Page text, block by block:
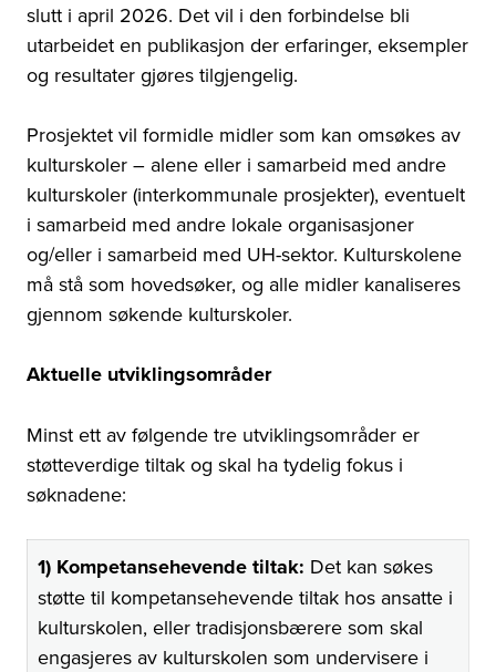
slutt i april 2026. Det vil i den forbindelse bli
utarbeidet en publikasjon der erfaringer, eksempler
og resultater gjøres tilgjengelig.
Prosjektet vil formidle midler som kan omsøkes av
kulturskoler – alene eller i samarbeid med andre
kulturskoler (interkommunale prosjekter), eventuelt
i samarbeid med andre lokale organisasjoner
og/eller i samarbeid med UH-sektor. Kulturskolene
må stå som hovedsøker, og alle midler kanaliseres
gjennom søkende kulturskoler.
Aktuelle utviklingsområder
Minst ett av følgende tre utviklingsområder er
støtteverdige tiltak og skal ha tydelig fokus i
søknadene:
1) Kompetansehevende tiltak: Det kan søkes
støtte til kompetansehevende tiltak hos ansatte i
kulturskolen, eller tradisjonsbærere som skal
engasjeres av kulturskolen som undervisere i